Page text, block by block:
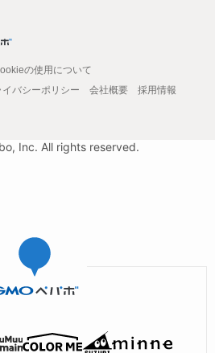
の使用について
イバシーポリシー 会社概要
採用情報
Inc. All rights reserved.